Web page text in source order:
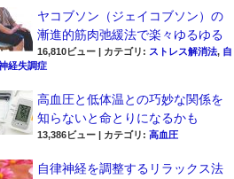
ヤコブソン（ジェイコブソン）の
漸進的筋肉弛緩法で楽々ゆるゆる
16,810ビュー | カテゴリ: ストレス解消法, 自
経失調症
高血圧と低体温との巧妙な関係を
知らないと命とりになるかも
13,386ビュー | カテゴリ: 高血圧
自律神経を調整するリラックス法